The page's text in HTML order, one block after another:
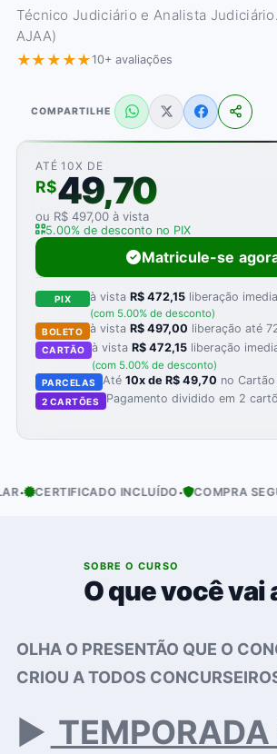
Técnico Judiciário e Analista
AJAA)
★★★★★10+ avaliações
COMPARTILHE
ATÉ 10X DE
R$49,70
ou R$ 497,00 à vista
5.00% de desconto no PIX
Matricule-se
PIX à vistaR$ 472,15 liberação
(com 5.00% de desconto)
BOLETO à vistaR$ 497,00 liberação até
CARTÃO à vista R$ 472,15 liberação
(com 5.00% de desconto)
PARCELAS Até10x de R$ 49,70 no
2 CARTÕES Pagamento dividido em 2
INCLUÍDO· COMPRA SEGURA·
SOBRE O CURSO
O que você vai
OLHA O PRESENTÃO QUE O
CRIOU A TODOS
▶️